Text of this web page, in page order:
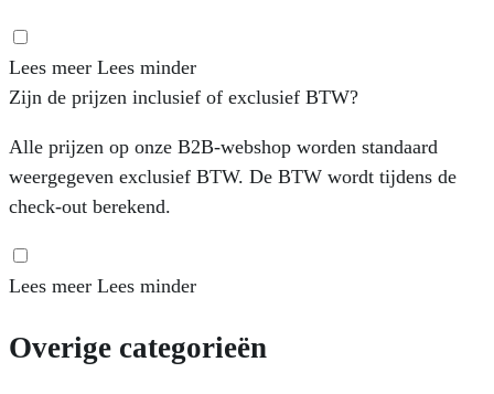
Lees meer Lees minder
Zijn de prijzen inclusief of exclusief BTW?
Alle prijzen op onze B2B-webshop worden standaard
weergegeven exclusief BTW. De BTW wordt tijdens de
check-out berekend.
Lees meer Lees minder
Overige categorieën